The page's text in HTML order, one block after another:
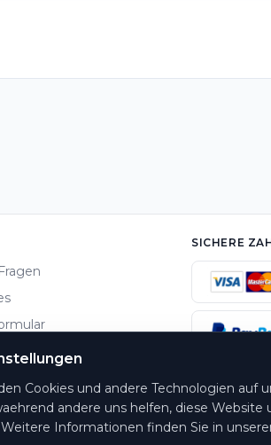
Versand
SICHERE
Hotline: 06073 / 722740 · Mo.-Fr.
Cookies und andere Technologien auf
andere uns helfen, diese Website
Informationen finden Sie in